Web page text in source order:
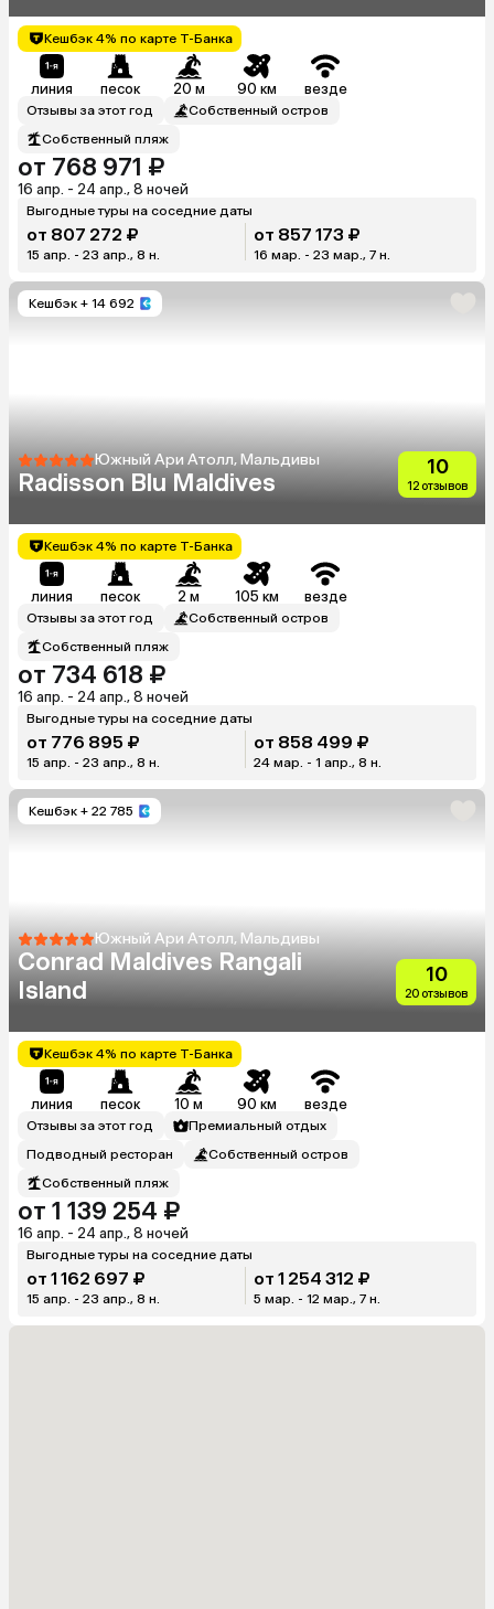
Кешбэк 4% по карте Т-Банка
линия песок 20 м 90 км везде
Отзывы за этот год
Собственный остров
Собственный пляж
от 768 971 ₽
16 апр. - 24 апр., 8 ночей
Выгодные туры на соседние даты
от 807 272 ₽
15 апр. - 23 апр., 8 н.
от 857 173 ₽
16 мар. - 23 мар., 7 н.
Кешбэк + 14 692
Южный Ари Атолл, Мальдивы
Radisson Blu Maldives
10
12 отзывов
Кешбэк 4% по карте Т-Банка
линия песок 2 м 105 км везде
Отзывы за этот год
Собственный остров
Собственный пляж
от 734 618 ₽
16 апр. - 24 апр., 8 ночей
Выгодные туры на соседние даты
от 776 895 ₽
15 апр. - 23 апр., 8 н.
от 858 499 ₽
24 мар. - 1 апр., 8 н.
Кешбэк + 22 785
Южный Ари Атолл, Мальдивы
Conrad Maldives Rangali
Island
10
20 отзывов
Кешбэк 4% по карте Т-Банка
линия песок 10 м 90 км везде
Отзывы за этот год
Премиальный отдых
Подводный ресторан
Собственный остров
Собственный пляж
от 1 139 254 ₽
16 апр. - 24 апр., 8 ночей
Выгодные туры на соседние даты
от 1 162 697 ₽
15 апр. - 23 апр., 8 н.
от 1 254 312 ₽
5 мар. - 12 мар., 7 н.